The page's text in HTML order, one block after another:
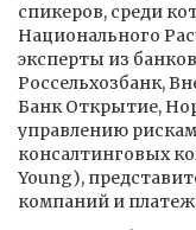
спикеров, среди
Национального
эксперты из
Россельхозбанк,
Банк Открытие,
управлению
консалтинговых
Young),
компаний и